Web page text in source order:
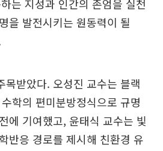
는 지성과 인간의 존엄을 실천
을 발전시키는 원동력이 될
목받았다. 오성진 교수는 블랙
학의 편미분방정식으로 규명
에 기여했고, 윤태식 교수는 빛
반응 경로를 제시해 친환경 유